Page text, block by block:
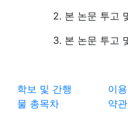
2. 본 논문 투고
3. 본 논문 투고
학보 및 간행
물 총목차
이용
약관